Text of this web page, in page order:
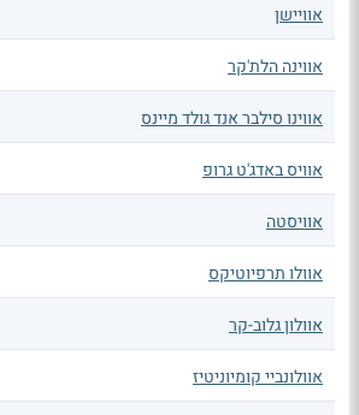
אוויישן
אווינה הלת'קר
אווינו סילבר אנד גולד מיינס
אוויס באדג'ט גרופ
אוויסטה
אוולו תרפיוטיקס
אוולון גלוב-קר
אוולונביי קומיוניטיז